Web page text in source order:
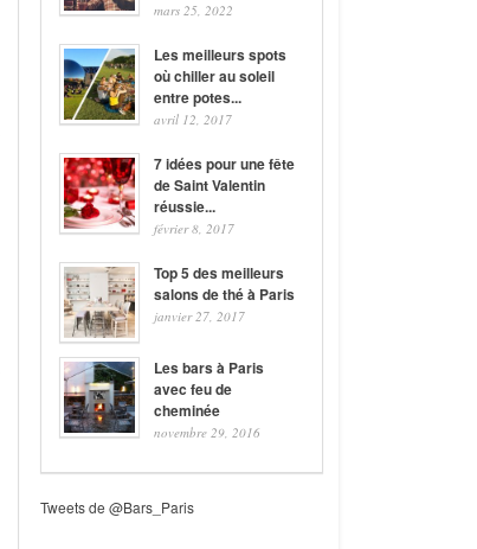
mars 25, 2022
Les meilleurs spots
où chiller au soleil
entre potes...
avril 12, 2017
7 idées pour une fête
de Saint Valentin
réussie...
février 8, 2017
Top 5 des meilleurs
salons de thé à Paris
janvier 27, 2017
Les bars à Paris
avec feu de
cheminée
novembre 29, 2016
Tweets de @Bars_Paris